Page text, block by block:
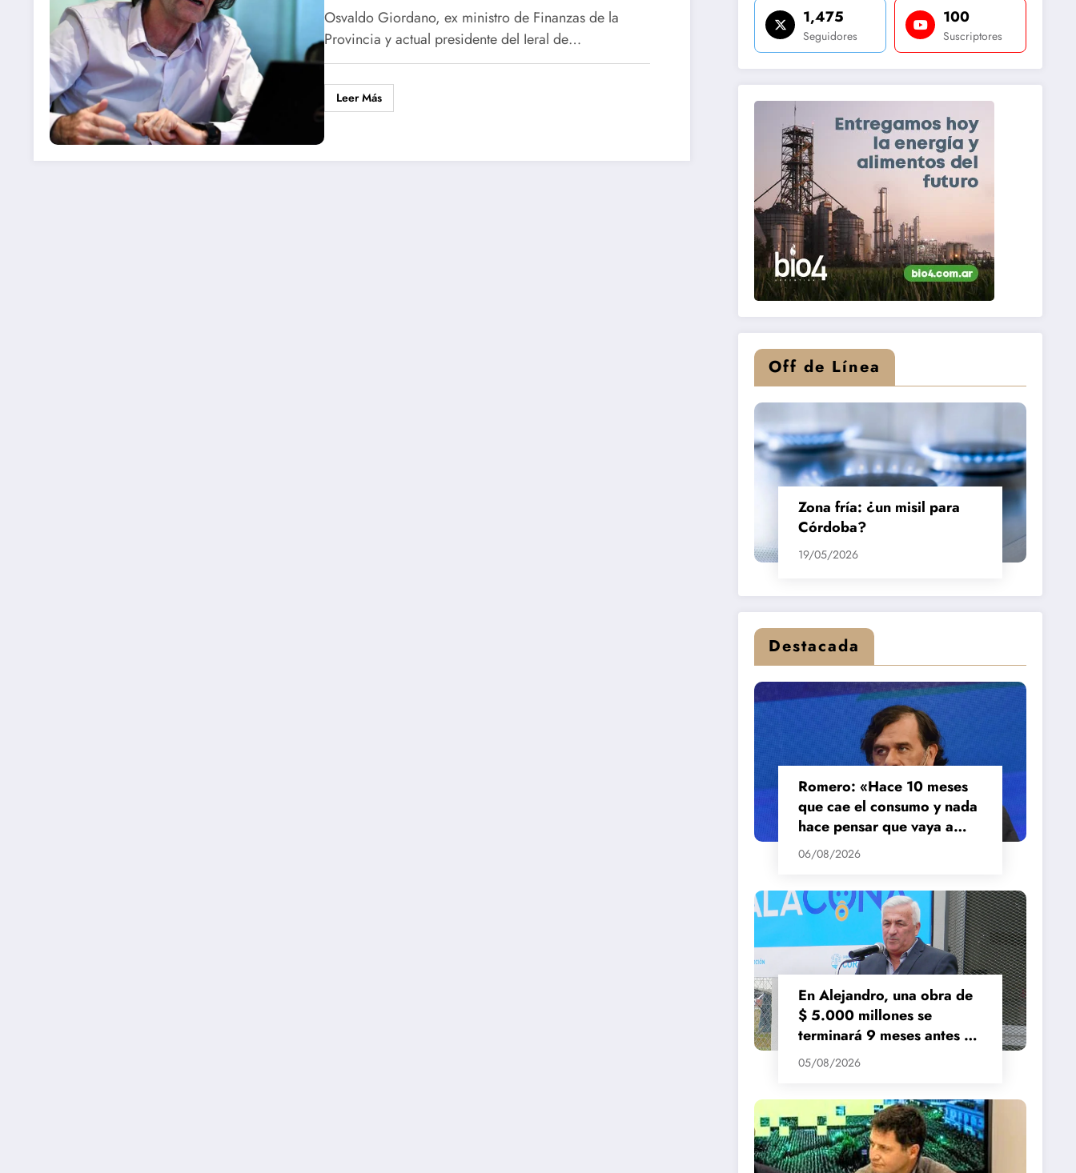
Osvaldo Giordano, ex ministro de Finanzas de la
Provincia y actual presidente del Ieral de…
Leer Más
1,475
Seguidores
100
Suscriptores
Off de Línea
Zona fría: ¿un misil para
Córdoba?
19/05/2026
Destacada
Romero: «Hace 10 meses
que cae el consumo y nada
hace pensar que vaya a
repuntar»
06/08/2026
En Alejandro, una obra de
$ 5.000 millones se
terminará 9 meses antes de
lo previsto
05/08/2026